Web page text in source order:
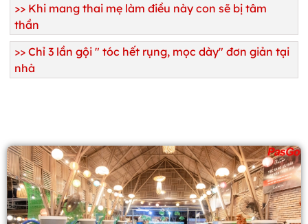
>> Khi mang thai mẹ làm điều này con sẽ bị tâm
thần
>> Chỉ 3 lần gội " tóc hết rụng, mọc dày" đơn giản tại
nhà